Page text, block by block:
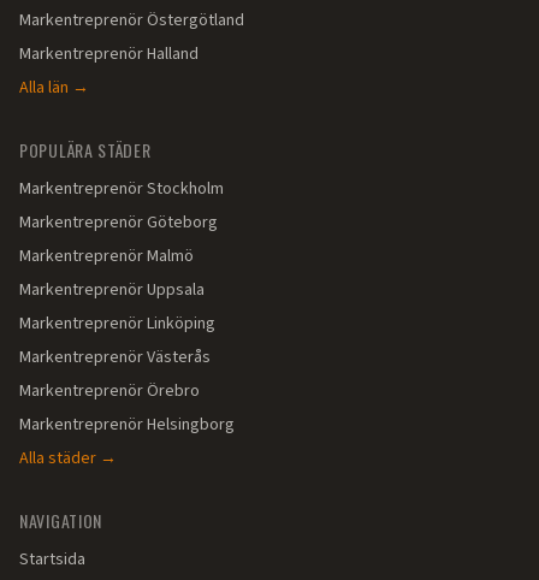
MarkentreprenörÖstergötland
MarkentreprenörHalland
Alla län →
POPULÄRA STÄDER
MarkentreprenörStockholm
MarkentreprenörGöteborg
MarkentreprenörMalmö
MarkentreprenörUppsala
MarkentreprenörLinköping
MarkentreprenörVästerås
MarkentreprenörÖrebro
MarkentreprenörHelsingborg
Alla städer →
NAVIGATION
Startsida